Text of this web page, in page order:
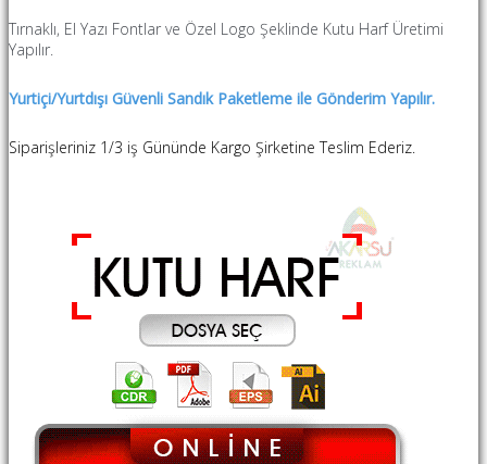
Tırnaklı, El Yazı Fontlar ve Özel Logo Şeklinde Kutu Harf Üretimi
Yapılır.
Yurtiçi/Yurtdışı Güvenli Sandık Paketleme ile Gönderim Yapılır.
Siparişleriniz 1/3 iş Gününde Kargo Şirketine Teslim Ederiz.